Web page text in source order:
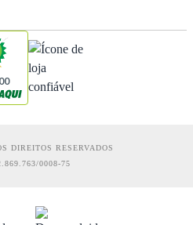
DIREITOS RESERVADOS
0008-75